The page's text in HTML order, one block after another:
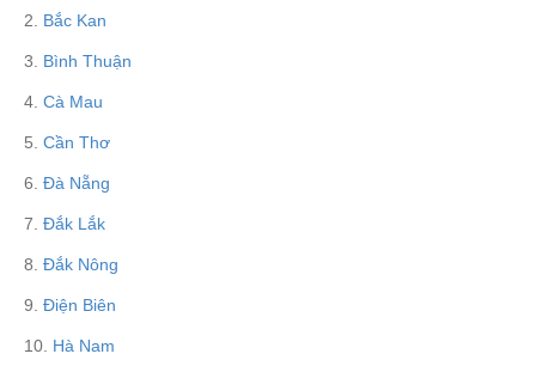
2. Bắc Kan
3. Bình Thuận
4. Cà Mau
5. Cần Thơ
6. Đà Nẵng
7. Đắk Lắk
8. Đắk Nông
9. Điện Biên
10. Hà Nam